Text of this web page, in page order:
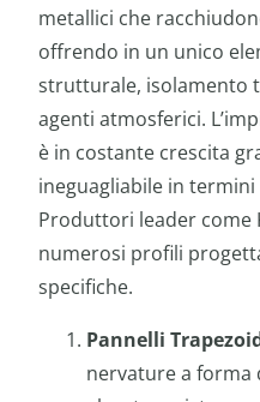
metallici che
offrendo in un unico
strutturale, isolamento
agenti atmosferici.
è in costante crescita
ineguagliabile in
Produttori leader come
numerosi profili
specifiche.
Pannelli
nervature a